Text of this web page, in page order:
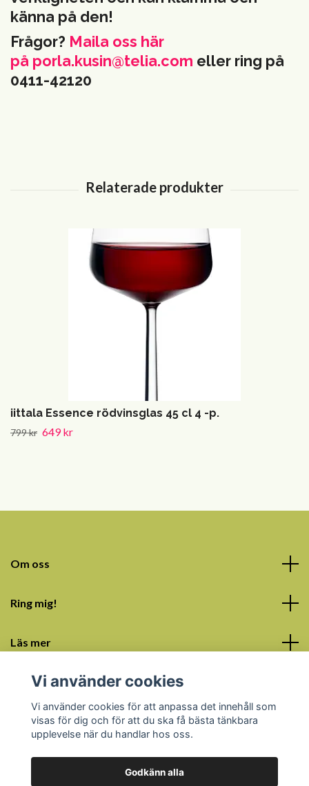
känna på den!
Frågor? Maila oss här
på porla.kusin@telia.com eller ring på
0411-42120
iittala Essence rödvinsglas 45 cl 4 -p.
799 kr 649 kr
Om oss
Ring mig!
Läs mer
Sociala medier
Vi använder cookies
Vi använder cookies för att anpassa det innehåll som
visas för dig och för att du ska få bästa tänkbara
upplevelse när du handlar hos oss.
Godkänn alla